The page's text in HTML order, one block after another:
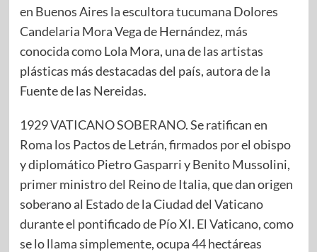
en Buenos Aires la escultora tucumana Dolores
Candelaria Mora Vega de Hernández, más
conocida como Lola Mora, una de las artistas
plásticas más destacadas del país, autora de la
Fuente de las Nereidas.
1929 VATICANO SOBERANO. Se ratifican en
Roma los Pactos de Letrán, firmados por el obispo
y diplomático Pietro Gasparri y Benito Mussolini,
primer ministro del Reino de Italia, que dan origen
soberano al Estado de la Ciudad del Vaticano
durante el pontificado de Pío XI. El Vaticano, como
se lo llama simplemente, ocupa 44 hectáreas